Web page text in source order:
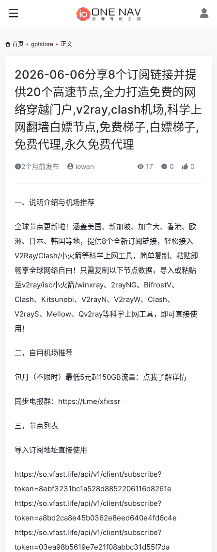
首页 • gptstore • 正文
2026-06-06分享8个订阅链接并提
供20个高速节点,全力打造免费的网
络穿越门户,v2ray,clash机场,科学上
网翻墙白嫖节点,免费梯子,白嫖梯子,
免费代理,永久免费代理
2个月前发布 iowen 17 0 0
一、说明介绍与机场推荐
全球节点更新啦！涵盖美国、新加坡、加拿大、香港、欧
洲、日本、韩国等地，提供8个全新订阅链接，轻松接入
V2Ray/Clash/小火箭等科学上网工具，简单复制、粘贴即
畅享全球网络自由！只需复制以下节点数据，导入或粘贴
至v2ray/iso小火箭/winxray、2rayNG、BifrostV、
Clash、Kitsunebi、V2rayN、V2rayW、Clash、
V2rayS、Mellow、Qv2ray等科学上网工具，即可直接使
用！
二，自用机场推荐
包月（不限时）最低5元起150GB流量：点我了解详情
同步电报群：https://t.me/xfxssr
三，节点列表
导入订阅地址直接使用
https://so.vfast.life/api/v1/client/subscribe?
token=8ebf3231bc1a528d8852206116d8261e
https://so.vfast.life/api/v1/client/subscribe?
token=a8bd2ca8e45b0362e8eed640e4fd6c4e
https://so.vfast.life/api/v1/client/subscribe?
token=03ea98b5619e7e21f08abbc31d55f7da